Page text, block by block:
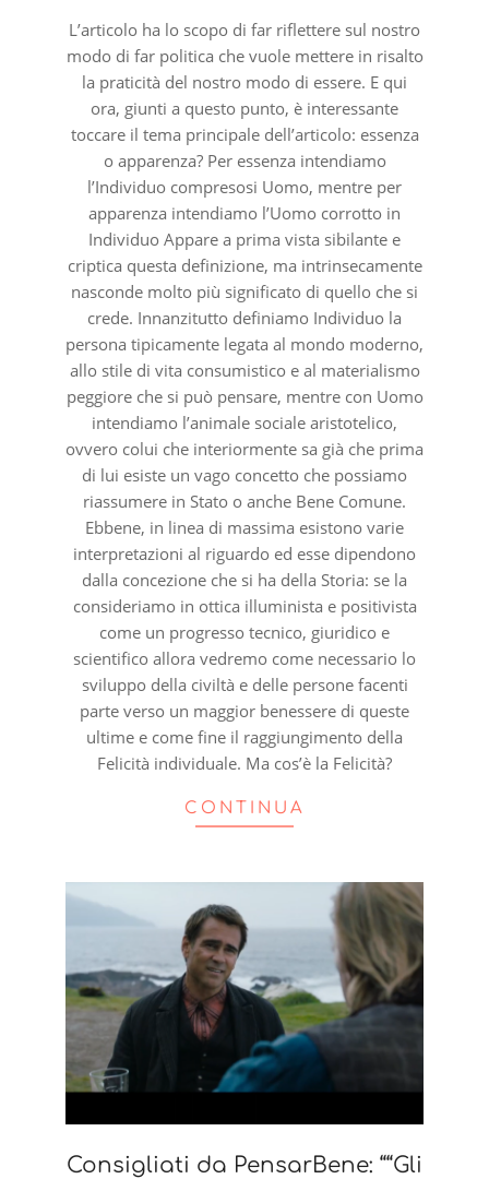
L’articolo ha lo scopo di far riflettere sul nostro
modo di far politica che vuole mettere in risalto
la praticità del nostro modo di essere. E qui
ora, giunti a questo punto, è interessante
toccare il tema principale dell’articolo: essenza
o apparenza? Per essenza intendiamo
l’Individuo compresosi Uomo, mentre per
apparenza intendiamo l’Uomo corrotto in
Individuo Appare a prima vista sibilante e
criptica questa definizione, ma intrinsecamente
nasconde molto più significato di quello che si
crede. Innanzitutto definiamo Individuo la
persona tipicamente legata al mondo moderno,
allo stile di vita consumistico e al materialismo
peggiore che si può pensare, mentre con Uomo
intendiamo l’animale sociale aristotelico,
ovvero colui che interiormente sa già che prima
di lui esiste un vago concetto che possiamo
riassumere in Stato o anche Bene Comune.
Ebbene, in linea di massima esistono varie
interpretazioni al riguardo ed esse dipendono
dalla concezione che si ha della Storia: se la
consideriamo in ottica illuminista e positivista
come un progresso tecnico, giuridico e
scientifico allora vedremo come necessario lo
sviluppo della civiltà e delle persone facenti
parte verso un maggior benessere di queste
ultime e come fine il raggiungimento della
Felicità individuale. Ma cos’è la Felicità?
CONTINUA
Consigliati da PensarBene: ““Gli